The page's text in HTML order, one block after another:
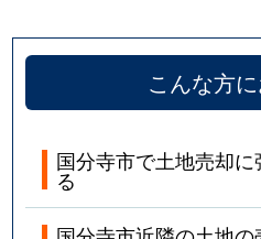
こんな方
国分寺市で土地売却
る